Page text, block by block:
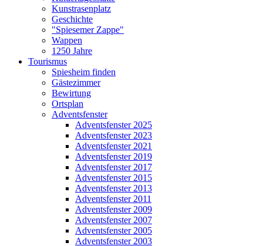
Kunstrasenplatz
Geschichte
"Spiesemer Zappe"
Wappen
1250 Jahre
Tourismus
Spiesheim finden
Gästezimmer
Bewirtung
Ortsplan
Adventsfenster
Adventsfenster 2025
Adventsfenster 2023
Adventsfenster 2021
Adventsfenster 2019
Adventsfenster 2017
Adventsfenster 2015
Adventsfenster 2013
Adventsfenster 2011
Adventsfenster 2009
Adventsfenster 2007
Adventsfenster 2005
Adventsfenster 2003